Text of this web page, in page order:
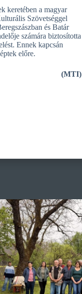
keretében a magyar
Szövetséggel
és Batár
számára biztosította
Ennek kapcsán
előre.
(MTI)